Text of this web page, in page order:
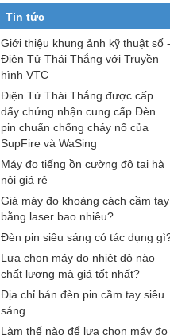
Tin tức
Giới thiệu khung ảnh kỹ thuật số -
Điện Tử Thái Thắng với Truyền
hình VTC
Điện Tử Thái Thắng được cấp
dấy chứng nhận cung cấp Đèn
pin chuẩn chống cháy nổ của
SupFire và WaSing
Máy đo tiếng ồn cường độ tại hà
nội giá rẻ
Giá máy đo khoảng cách cầm tay
bằng laser bao nhiêu?
Đèn pin siêu sáng có tác dụng
Lựa chọn máy đo nhiệt độ nào
chất lượng mà giá tốt nhất?
Địa chỉ bán đèn pin cầm tay siêu
sáng
Làm thế nào để lựa chọn máy đo